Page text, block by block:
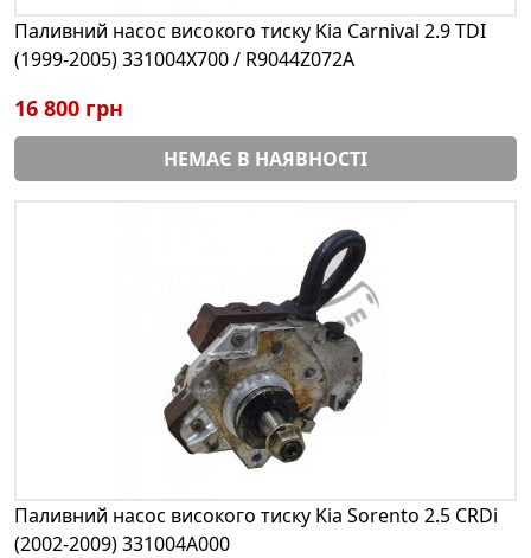
Паливний насос високого тиску Kia Carnival 2.9 TDI
(1999-2005) 331004X700 / R9044Z072A
16 800 грн
НЕМАЄ В НАЯВНОСТІ
Паливний насос високого тиску Kia Sorento 2.5 CRDi
(2002-2009) 331004A000